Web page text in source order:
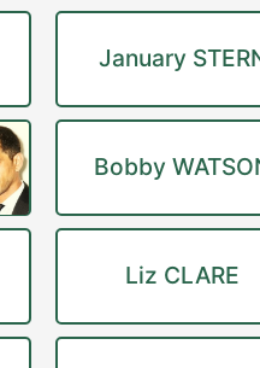
January
Bobby
Liz CLARE